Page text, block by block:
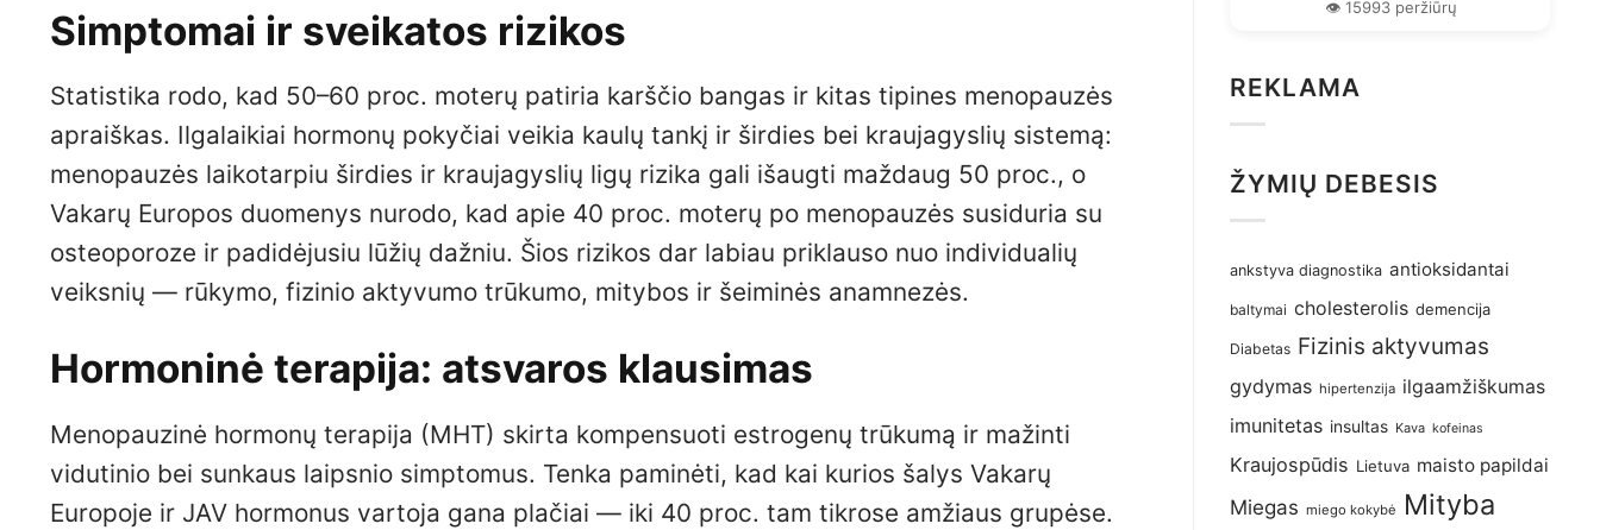
Simptomai ir sveikatos rizikos
Statistika rodo, kad 50–60 proc. moterų patiria karščio bangas ir kitas tipines menopauzės
apraiškas. Ilgalaikiai hormonų pokyčiai veikia kaulų tankį ir širdies bei kraujagyslių sistemą:
menopauzės laikotarpiu širdies ir kraujagyslių ligų rizika gali išaugti maždaug 50 proc., o
Vakarų Europos duomenys nurodo, kad apie 40 proc. moterų po menopauzės susiduria su
osteoporoze ir padidėjusiu lūžių dažniu. Šios rizikos dar labiau priklauso nuo individualių
veiksnių — rūkymo, fizinio aktyvumo trūkumo, mitybos ir šeiminės anamnezės.
Hormoninė terapija: atsvaros klausimas
Menopauzinė hormonų terapija (MHT) skirta kompensuoti estrogenų trūkumą ir mažinti
vidutinio bei sunkaus laipsnio simptomus. Tenka paminėti, kad kai kurios šalys Vakarų
Europoje ir JAV hormonus vartoja gana plačiai — iki 40 proc. tam tikrose amžiaus grupėse.
👁️ 15993 peržiūrų
REKLAMA
ŽYMIŲ DEBESIS
ankstyva diagnostika antioksidantai
baltymai cholesterolis demencija
Diabetas Fizinis aktyvumas
gydymas hipertenzija ilgaamžiškumas
imunitetas insultas Kava kofeinas
Kraujospūdis Lietuva maisto papildai
Miegas miego kokybė Mityba